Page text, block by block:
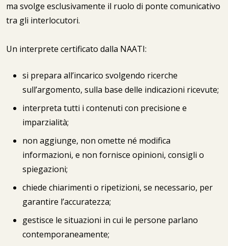
ma svolge esclusivamente il ruolo di ponte comunicativo
tra gli interlocutori.
Un interprete certificato dalla NAATI:
si prepara all’incarico svolgendo ricerche
sull’argomento, sulla base delle indicazioni ricevute;
interpreta tutti i contenuti con precisione e
imparzialità;
non aggiunge, non omette né modifica
informazioni, e non fornisce opinioni, consigli o
spiegazioni;
chiede chiarimenti o ripetizioni, se necessario, per
garantire l’accuratezza;
gestisce le situazioni in cui le persone parlano
contemporaneamente;